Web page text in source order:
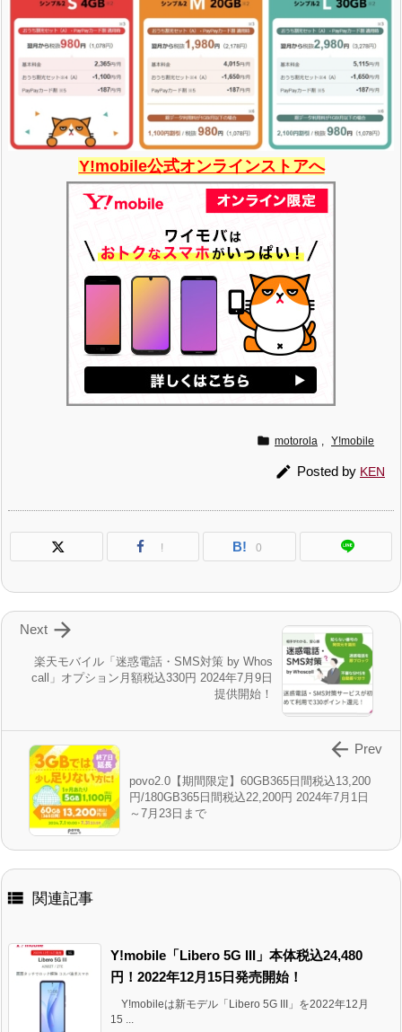
Y!mobile公式オンラインストアへ
 motorola Y!mobile
 Posted by KEN
! B! 0
楽天モバイル「迷惑電話・SMS対策 by Whos
call」オプション月額税込330円 2024年7月9日
提供開始！

Next
povo2.0【期間限定】60GB365日間税込13,200
円/180GB365日間税込22,200円 2024年7月1日
～7月23日まで
 Prev
 関連記事
Y!mobile「Libero 5G III」本体税込24,480
円！2022年12月15日発売開始！
Y!mobileは新モデル「Libero 5G III」を2022年12月
15 ...